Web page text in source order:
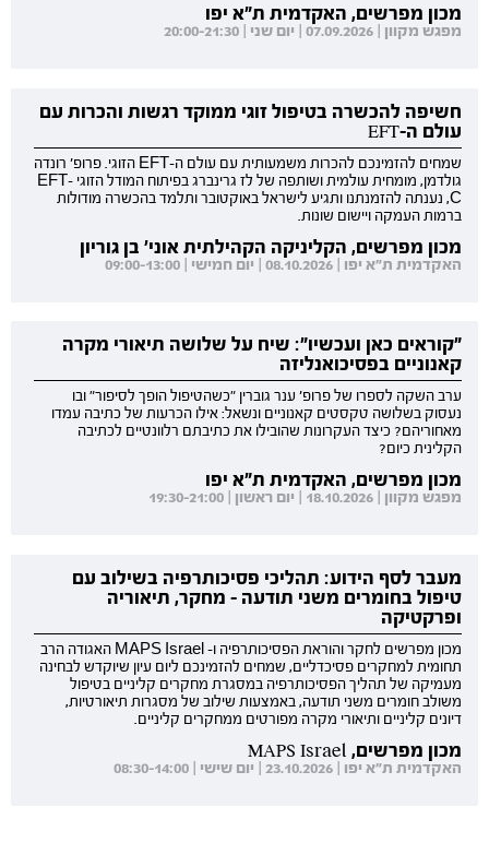
מכון מפרשים, האקדמית ת"א יפו
מפגש מקוון | 07.09.2026 | יום שני | 20:00-21:30
חשיפה להכשרה בטיפול זוגי ממוקד רגשות והכרות עם
עולם ה-EFT
שמחים להזמינכם להכרות משמעותית עם עולם ה-EFT הזוגי. פרופ' רונדה
גולדמן, מומחית עולמית ושותפה של לז גרינברג בפיתוח המודל הזוגי EFT-
C, נענתה להזמנתנו ותגיע לישראל באוקטובר ותלמד בהכשרה מודולות
ברמות העמקה ויישום שונות.
מכון מפרשים, הקליניקה הקהילתית אוני' בן גוריון
האקדמית ת"א יפו | 08.10.2026 | יום חמישי | 09:00-13:00
"קוראים כאן ועכשיו": שיח על שלושה תיאורי מקרה
קאנוניים בפסיכואנליזה
ערב השקה לספרו של פרופ' ענר גוברין "כשהטיפול הופך לסיפור" ובו
נעסוק בשלושה טקסטים קאנוניים ונשאל: אילו הכרעות של כתיבה עמדו
מאחוריהם? כיצד העקרונות שהובילו את כתיבתם רלוונטיים לכתיבה
הקלינית כיום?
מכון מפרשים, האקדמית ת"א יפו
מפגש מקוון | 18.10.2026 | יום ראשון | 19:30-21:00
מעבר לסף הידוע: תהליכי פסיכותרפיה בשילוב עם
טיפול בחומרים משני תודעה - מחקר, תיאוריה
ופרקטיקה
מכון מפרשים לחקר והוראת הפסיכותרפיה ו- MAPS Israel האגודה הרב
תחומית למחקרים פסיכדליים, שמחים להזמינכם ליום עיון שיוקדש לבחינה
מעמיקה של תהליך הפסיכותרפיה במסגרת מחקרים קליניים בטיפול
משולב חומרים משני תודעה, באמצעות שילוב של מסגרות תיאורטיות,
דיונים קליניים ותיאורי מקרה מפורטים ממחקרים קליניים.
מכון מפרשים, MAPS Israel
האקדמית ת"א יפו | 23.10.2026 | יום שישי | 08:30-14:00